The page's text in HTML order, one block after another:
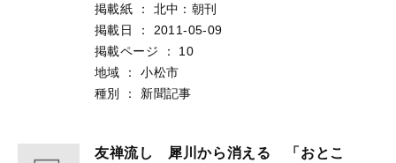
掲載紙 ：
北中：朝刊
掲載日
：
2011-05-09
掲載ページ
：
10
地域
：
小松市
種別
： 新聞記事
友禅流し 犀川から消える 「おとこ